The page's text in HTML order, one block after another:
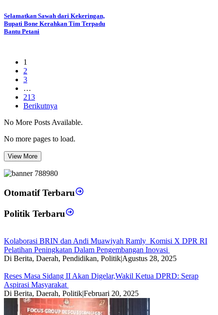
Selamatkan Sawah dari Kekeringan,
Bupati Bone Kerahkan Tim Terpadu
Bantu Petani
1
2
3
…
213
Berikutnya
No More Posts Available.
No more pages to load.
View More
Otomatif Terbaru
Politik Terbaru
Kolaborasi BRIN dan Andi Muawiyah Ramly Komisi X DPR RI
Pelatihan Peningkatan Dalam Pengembangan Inovasi
Di Berita, Daerah, Pendidikan, Politik|Agustus 28, 2025
Reses Masa Sidang II Akan Digelar,Wakil Ketua DPRD: Serap
Aspirasi Masyarakat
Di Berita, Daerah, Politik|Februari 20, 2025